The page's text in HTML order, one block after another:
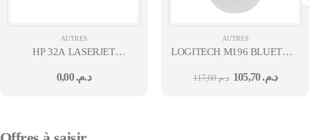
AUTRES
HP 32A LASERJET
M203/M227
د.م.0,00
AUTRES
LOGITECH M196
د.م.117,60 د.م.105,70